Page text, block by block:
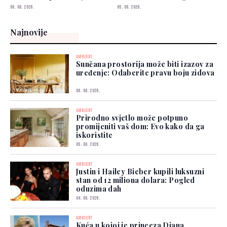
zidova
06. 08. 2026.
iskoristite
05. 08. 2026.
Najnovije
AMBIJENT
Sunčana prostorija može biti izazov za
uređenje: Odaberite pravu boju zidova
06. 08. 2026.
AMBIJENT
Prirodno svjetlo može potpuno
promijeniti vaš dom: Evo kako da ga
iskoristite
05. 08. 2026.
AMBIJENT
Justin i Hailey Bieber kupili luksuzni
stan od 12 miliona dolara: Pogled
oduzima dah
04. 08. 2026.
AMBIJENT